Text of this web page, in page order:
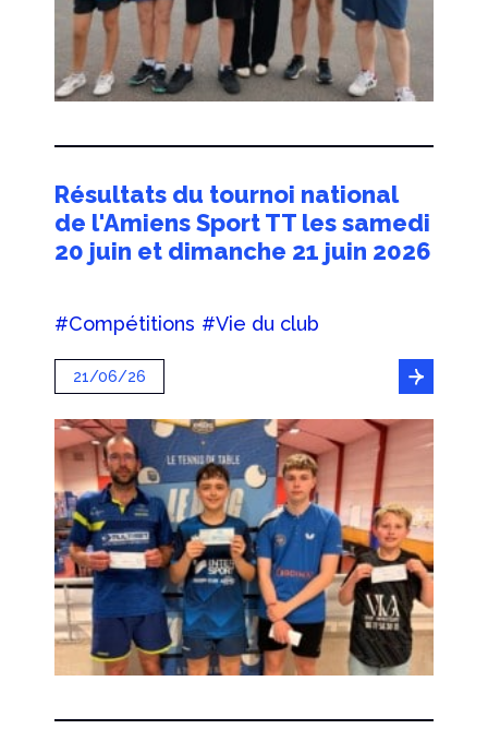
Résultats du tournoi national
de l'Amiens Sport TT les samedi
20 juin et dimanche 21 juin 2026
#Compétitions #Vie du club
21/06/26